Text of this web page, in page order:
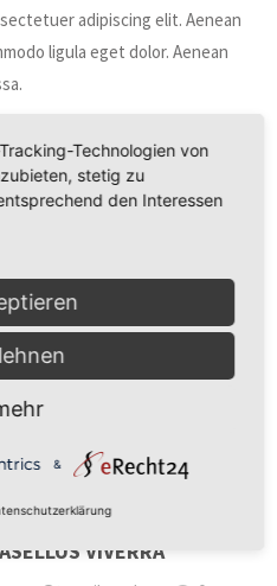
adipiscing elit. Aenean
ligula eget dolor. Aenean
VULPUTATE
ipsum dolor sit amet,
adipiscing elit. Aenean
ligula eget dolor. Aenean
VIVERRA
Technologien von
stetig zu
den Interessen
&